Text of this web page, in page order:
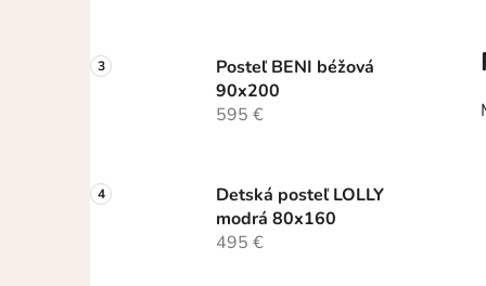
Posteľ BENI béžová
90x200
595 €
Detská posteľ LOLLY
modrá 80x160
495 €